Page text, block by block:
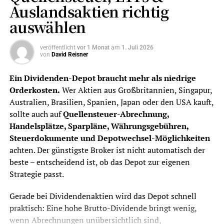
Auslandsaktien richtig
auswählen
veröffentlicht vor 1 Monat am 1. Juli 2026
von David Reisner
Ein Dividenden-Depot braucht mehr als niedrige
Orderkosten. Wer Aktien aus Großbritannien, Singapur,
Australien, Brasilien, Spanien, Japan oder den USA kauft,
sollte auch aufQuellensteuer-Abrechnung,
Handelsplätze, Sparpläne, Währungsgebühren,
Steuerdokumente und Depotwechsel-Möglichkeiten
achten. Der günstigste Broker ist nicht automatisch der
beste – entscheidend ist, ob das Depot zur eigenen
Strategie passt.
Gerade bei Dividendenaktien wird das Depot schnell
praktisch: Eine hohe Brutto-Dividende bringt wenig,
wenn Abrechnungen unübersichtlich sind,